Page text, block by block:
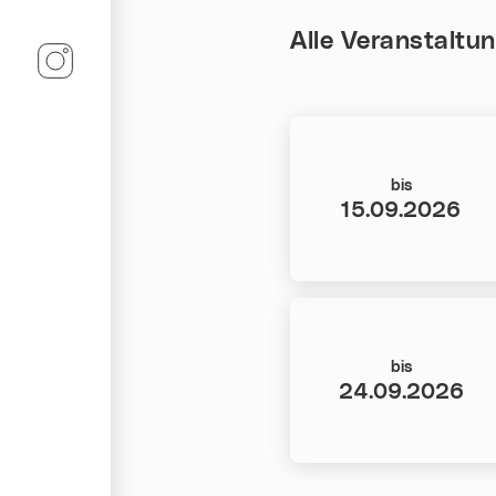
Linz-Termine auf InstagramAlle
Datum:
bis
15.09.2026
Datum:
bis
24.09.2026